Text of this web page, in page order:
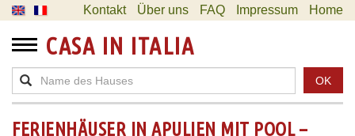
Kontakt Über uns FAQ Impressum Home
CASA IN ITALIA
OK
FERIENHÄUSER IN APULIEN MIT POOL –